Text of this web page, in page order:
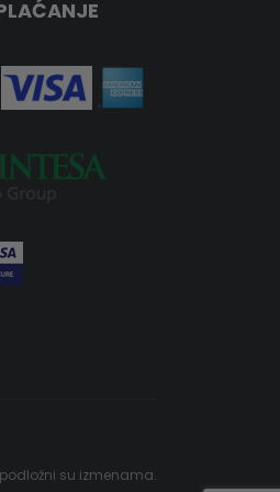
su izmenama.